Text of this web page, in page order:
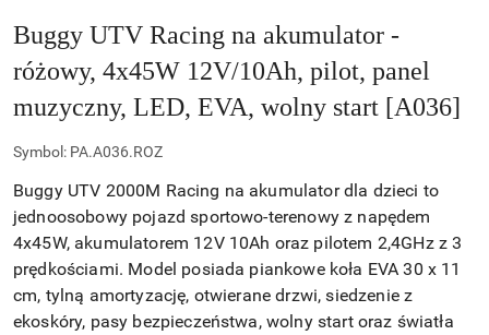
Buggy UTV Racing na akumulator -
różowy, 4x45W 12V/10Ah, pilot, panel
muzyczny, LED, EVA, wolny start [A036]
Symbol: PA.A036.ROZ
Buggy UTV 2000M Racing na akumulator dla dzieci to
jednoosobowy pojazd sportowo-terenowy z napędem
4x45W, akumulatorem 12V 10Ah oraz pilotem 2,4GHz z 3
prędkościami. Model posiada piankowe koła EVA 30 x 11
cm, tylną amortyzację, otwierane drzwi, siedzenie z
ekoskóry, pasy bezpieczeństwa, wolny start oraz światła